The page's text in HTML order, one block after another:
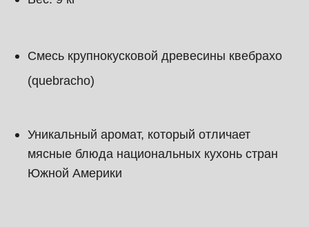
Смесь крупнокусковой древесины квебрахо
(quebracho)
Уникальный аромат, который отличает
мясные блюда национальных кухонь стран
Южной Америки